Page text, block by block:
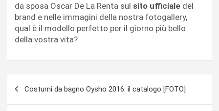
da sposa Oscar De La Renta sul sito ufficiale del
brand e nelle immagini della nostra fotogallery,
qual è il modello perfetto per il giorno più bello
della vostra vita?
Costumi da bagno Oysho 2016: il catalogo [FOTO]